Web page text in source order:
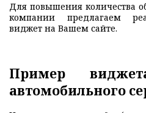
Для повышения количества
компании предлагаем
виджет на Вашем сайте.
Пример
автомобильного